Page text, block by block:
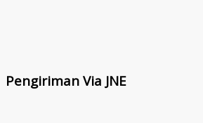
Pengiriman Via JNE